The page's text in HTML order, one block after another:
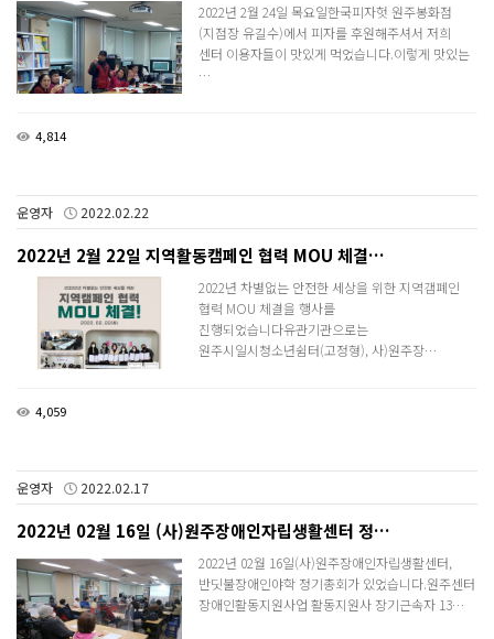
2022년 2월 24일 목요일한국피자헛 원주봉화점
(지점장 유길수)에서 피자를 후원해주셔서 저희
센터 이용자들이 맛있게 먹었습니다.이렇게 맛있는
…
4,814
운영자 2022.02.22
2022년 2월 22일 지역활동캠페인 협력 MOU 체결…
2022년 차별없는 안전한 세상을 위한 지역갬폐인
협력 MOU 체결을 행사를
진행되었습니다유관기관으로는
원주시일시청소년쉼터(고정형), 사)원주장…
4,059
운영자 2022.02.17
2022년 02월 16일 (사)원주장애인자립생활센터 정…
2022년 02월 16일(사)원주장애인자립생활센터,
반딧불장애인야학 정기총회가 있었습니다.​원주센터
장애인활동지원사업 활동지원사 장기근속자 13…